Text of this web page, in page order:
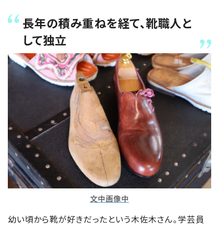
長年の積み重ねを経て、靴職人と
して独立
文中画像中
幼い頃から靴が好きだったという木佐木さん。学芸員